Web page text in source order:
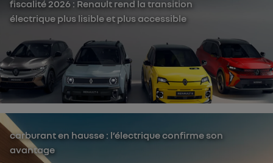
fiscalité 2026 : Renault rend la transition
électrique plus lisible et plus accessible
carburant en hausse : l’électrique confirme son
avantage